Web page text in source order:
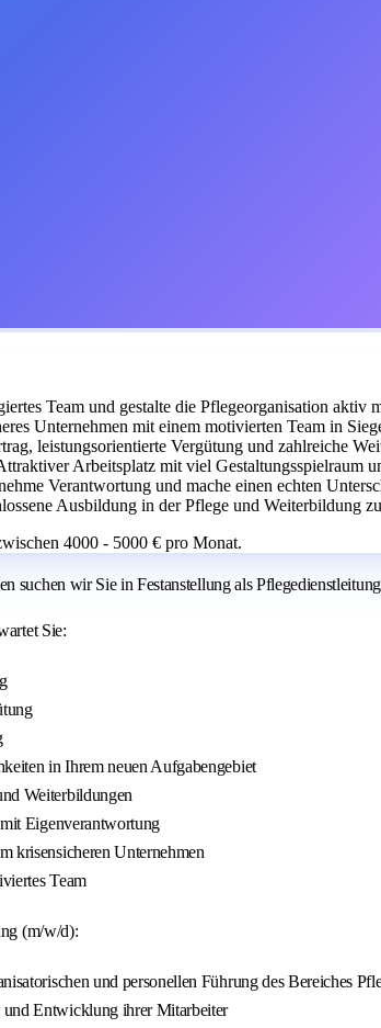
Team und gestalte die Pflegeorganisation aktiv
Unternehmen mit einem motivierten Team in
leistungsorientierte Vergütung und zahlreiche
Arbeitsplatz mit viel Gestaltungsspielraum
Verantwortung und mache einen echten
Ausbildung in der Pflege und Weiterbildung
4000 - 5000 € pro Monat.
suchen wir Sie in Festanstellung als
Sie:
in Ihrem neuen Aufgabengebiet
Weiterbildungen
Eigenverantwortung
krisensicheren Unternehmen
Team
(m/w/d):
und personellen Führung des Bereiches
Entwicklung ihrer Mitarbeiter